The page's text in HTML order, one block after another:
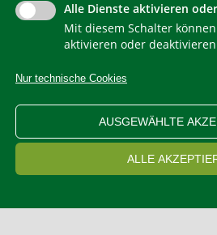
IMPRESSUM PRIVACY
WEB STATISTIKEN
ERKLÄRUNG
Alle Dienste aktivieren
Mit diesem Schalter
aktivieren oder
Nur technische Cookies
AUSGEWÄHLTE
ALLE